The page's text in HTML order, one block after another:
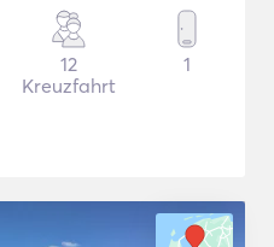
12
Kreuzfahrt
1